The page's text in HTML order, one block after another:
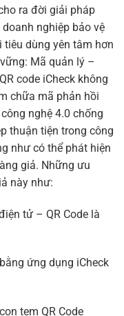
ra đời giải pháp
nghiệp bảo vệ
dùng yên tâm hơn
Mã quản lý –
code iCheck không
chữa mã phản hồi
nghệ 4.0 chống
thuận tiện trong công
như có thể phát hiện
giả. Những ưu
này như:
tử – QR Code là
ứng dụng iCheck
tem QR Code